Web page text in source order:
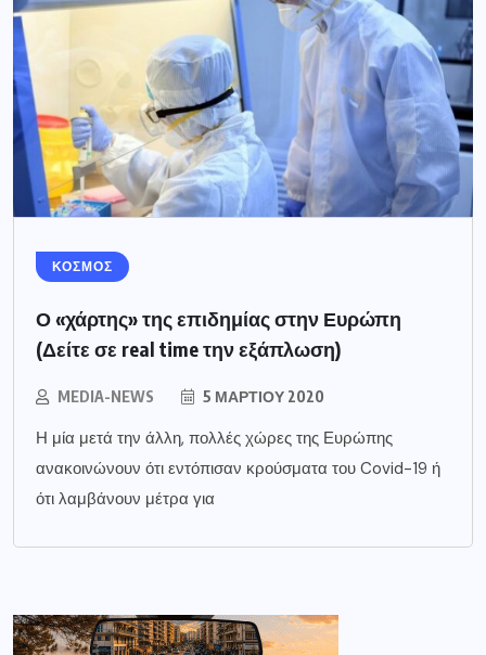
ΚΟΣΜΟΣ
Ο «χάρτης» της επιδημίας στην Ευρώπη
(Δείτε σε real time την εξάπλωση)
MEDIA-NEWS 5 ΜΑΡΤΊΟΥ 2020
Η μία μετά την άλλη, πολλές χώρες της Ευρώπης
ανακοινώνουν ότι εντόπισαν κρούσματα του Covid-19 ή
ότι λαμβάνουν μέτρα για